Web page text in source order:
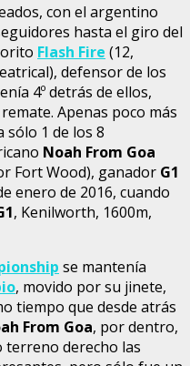
con el argentino
hasta el giro del
Flash Fire (12,
defensor de los
4º detrás de ellos,
Apenas poco más
sólo 1 de los 8
Noah From Goa
Fort Wood), ganador G1
enero de 2016, cuando
, Kenilworth, 1600m,
se mantenía
, movido por su jinete,
tiempo que desde atrás
From Goa, por dentro,
terreno derecho las